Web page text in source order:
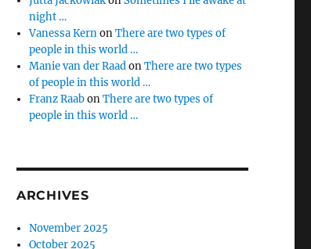
night …
Vanessa KernonThere are two types of
people in this world …
Manie van der RaadonThere are two types
of people in this world …
Franz RaabonThere are two types of
people in this world …
ARCHIVES
November 2025
October 2025